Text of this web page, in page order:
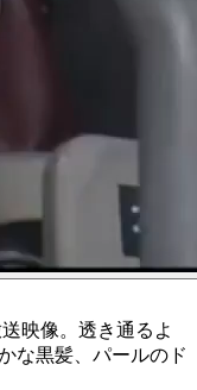
映像。透き通るよ
な黒髪、パールのド